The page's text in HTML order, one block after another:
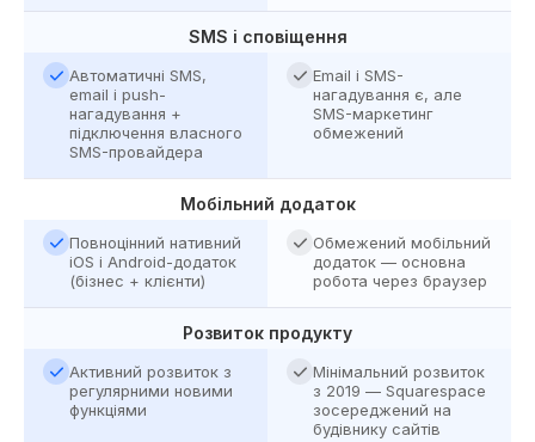
SMS і сповіщення
Автоматичні SMS,
email і push-
нагадування +
підключення власного
SMS-провайдера
Email і SMS-
нагадування є, але
SMS-маркетинг
обмежений
Мобільний додаток
Повноцінний нативний
iOS і Android-додаток
(бізнес + клієнти)
Обмежений мобільний
додаток — основна
робота через браузер
Розвиток продукту
Активний розвиток з
регулярними новими
функціями
Мінімальний розвиток
з 2019 — Squarespace
зосереджений на
будівнику сайтів